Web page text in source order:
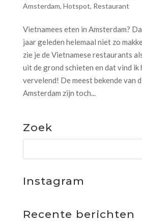
Amsterdam, Hotspot, Restaurant
Vietnamees eten in Amsterdam?
jaar geleden helemaal niet zo
zie je de Vietnamese restaurants
uit de grond schieten en dat vind ik
vervelend! De meest bekende van
Amsterdam zijn toch...
Zoek
Instagram
Recente berichten